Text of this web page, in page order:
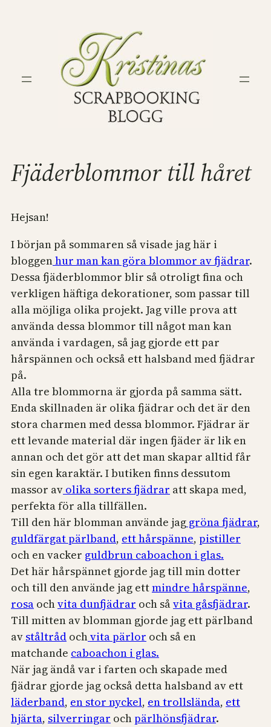
Fjäderblommor till håret
Hejsan!
I början på sommaren så visade jag här i
bloggenhur man kan göra blommor av fjädrar.
Dessa fjäderblommor blir så otroligt fina och
verkligen häftiga dekorationer, som passar till
alla möjliga olika projekt. Jag ville prova att
använda dessa blommor till något man kan
använda i vardagen, så jag gjorde ett par
hårspännen och också ett halsband med fjädrar
på.
Alla tre blommorna är gjorda på samma sätt.
Enda skillnaden är olika fjädrar och det är den
stora charmen med dessa blommor. Fjädrar är
ett levande material där ingen fjäder är lik en
annan och det gör att det man skapar alltid får
sin egen karaktär. I butiken finns dessutom
massor av olika sorters fjädrar att skapa med,
perfekta för alla tillfällen.
Till den här blomman använde jag gröna fjädrar,
guldfärgat pärlband, ett hårspänne, pistiller
och en vacker guldbrun caboachon i glas.
Det här hårspännet gjorde jag till min dotter
och till den använde jag ettmindre hårspänne,
rosa ochvita dunfjädrar och såvita gåsfjädrar.
Till mitten av blomman gjorde jag ett pärlband
av ståltråd ochvita pärlor och så en
matchande caboachon i glas.
När jag ändå var i farten och skapade med
fjädrar gjorde jag också detta halsband av ett
läderband, en stor nyckel, en trollslända, ett
hjärta, silverringar ochpärlhönsfjädrar.